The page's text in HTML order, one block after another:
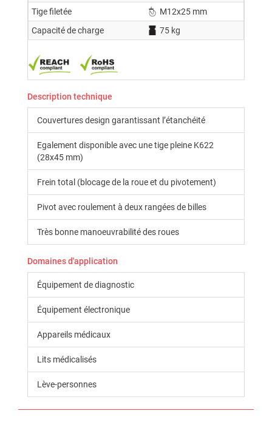
Tige filetée
M12x25 mm
Capacité de charge
75 kg
Description technique
Couvertures design garantissant l’étanchéité
Egalement disponible avec une tige pleine K622
(28x45 mm)
Frein total (blocage de la roue et du pivotement)
Pivot avec roulement à deux rangées de billes
Très bonne manoeuvrabilité des roues
Domaines d'application
Équipement de diagnostic
Équipement électronique
Appareils médicaux
Lits médicalisés
Lève-personnes